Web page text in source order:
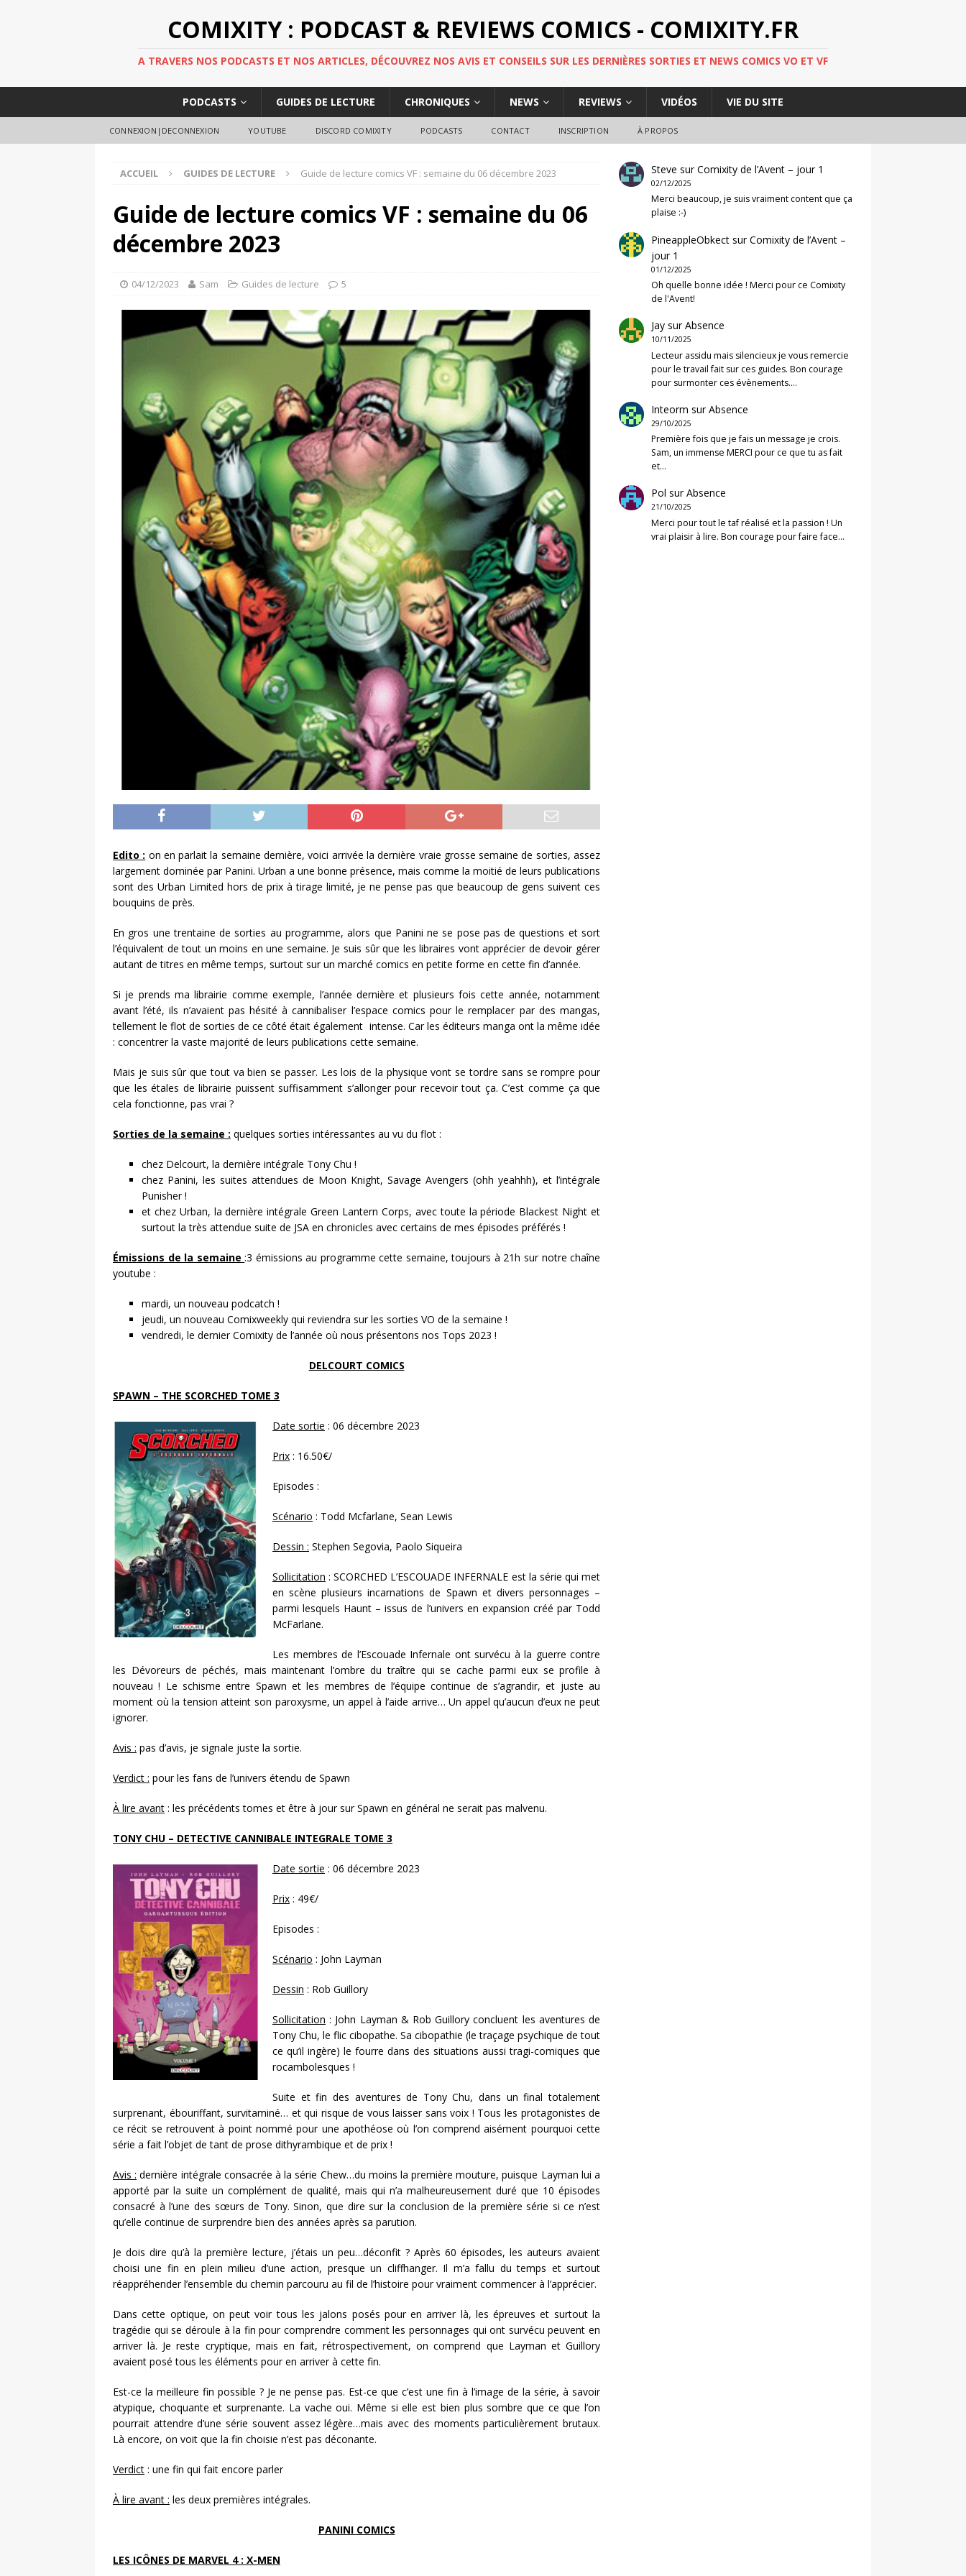
COMIXITY : PODCAST & REVIEWS COMICS - COMIXITY.FR
A TRAVERS NOS PODCASTS ET NOS ARTICLES, DÉCOUVREZ NOS AVIS ET CONSEILS SUR LES DERNIÈRES SORTIES ET NEWS COMICS VO ET VF
PODCASTS GUIDES DE LECTURE CHRONIQUES NEWS REVIEWS VIDÉOS VIE DU SITE
CONNEXION|DECONNEXION YOUTUBE DISCORD COMIXITY PODCASTS CONTACT INSCRIPTION À PROPOS
ACCUEIL GUIDES DE LECTURE Guide de lecture comics VF : semaine du 06 décembre 2023
Guide de lecture comics VF : semaine du 06
décembre 2023
04/12/2023 Sam Guides de lecture 5
Edito : on en parlait la semaine dernière, voici arrivée la dernière vraie grosse semaine de sorties, assez
largement dominée par Panini. Urban a une bonne présence, mais comme la moitié de leurs publications
sont des Urban Limited hors de prix à tirage limité, je ne pense pas que beaucoup de gens suivent ces
bouquins de près.
En gros une trentaine de sorties au programme, alors que Panini ne se pose pas de questions et sort
l’équivalent de tout un moins en une semaine. Je suis sûr que les libraires vont apprécier de devoir gérer
autant de titres en même temps, surtout sur un marché comics en petite forme en cette fin d’année.
Si je prends ma librairie comme exemple, l’année dernière et plusieurs fois cette année, notamment
avant l’été, ils n’avaient pas hésité à cannibaliser l’espace comics pour le remplacer par des mangas,
tellement le flot de sorties de ce côté était également intense. Car les éditeurs manga ont la même idée
: concentrer la vaste majorité de leurs publications cette semaine.
Mais je suis sûr que tout va bien se passer. Les lois de la physique vont se tordre sans se rompre pour
que les étales de librairie puissent suffisamment s’allonger pour recevoir tout ça. C’est comme ça que
cela fonctionne, pas vrai ?
Sorties de la semaine : quelques sorties intéressantes au vu du flot :
chez Delcourt, la dernière intégrale Tony Chu !
chez Panini, les suites attendues de Moon Knight, Savage Avengers (ohh yeahhh), et l’intégrale
Punisher !
et chez Urban, la dernière intégrale Green Lantern Corps, avec toute la période Blackest Night et
surtout la très attendue suite de JSA en chronicles avec certains de mes épisodes préférés !
Émissions de la semaine :3 émissions au programme cette semaine, toujours à 21h sur notre chaîne
youtube :
mardi, un nouveau podcatch !
jeudi, un nouveau Comixweekly qui reviendra sur les sorties VO de la semaine !
vendredi, le dernier Comixity de l’année où nous présentons nos Tops 2023 !
DELCOURT COMICS
SPAWN – THE SCORCHED TOME 3
Date sortie : 06 décembre 2023
Prix : 16.50€/
Episodes :
Scénario : Todd Mcfarlane, Sean Lewis
Dessin : Stephen Segovia, Paolo Siqueira
Sollicitation : SCORCHED L’ESCOUADE INFERNALE est la série qui met
en scène plusieurs incarnations de Spawn et divers personnages –
parmi lesquels Haunt – issus de l’univers en expansion créé par Todd
McFarlane.
Les membres de l’Escouade Infernale ont survécu à la guerre contre
les Dévoreurs de péchés, mais maintenant l’ombre du traître qui se cache parmi eux se profile à
nouveau ! Le schisme entre Spawn et les membres de l’équipe continue de s’agrandir, et juste au
moment où la tension atteint son paroxysme, un appel à l’aide arrive… Un appel qu’aucun d’eux ne peut
ignorer.
Avis : pas d’avis, je signale juste la sortie.
Verdict : pour les fans de l’univers étendu de Spawn
À lire avant : les précédents tomes et être à jour sur Spawn en général ne serait pas malvenu.
TONY CHU – DETECTIVE CANNIBALE INTEGRALE TOME 3
Date sortie : 06 décembre 2023
Prix : 49€/
Episodes :
Scénario : John Layman
Dessin : Rob Guillory
Sollicitation : John Layman & Rob Guillory concluent les aventures de
Tony Chu, le flic cibopathe. Sa cibopathie (le traçage psychique de tout
ce qu’il ingère) le fourre dans des situations aussi tragi-comiques que
rocambolesques !
Suite et fin des aventures de Tony Chu, dans un final totalement
surprenant, ébouriffant, survitaminé… et qui risque de vous laisser sans voix ! Tous les protagonistes de
ce récit se retrouvent à point nommé pour une apothéose où l’on comprend aisément pourquoi cette
série a fait l’objet de tant de prose dithyrambique et de prix !
Avis : dernière intégrale consacrée à la série Chew…du moins la première mouture, puisque Layman lui a
apporté par la suite un complément de qualité, mais qui n’a malheureusement duré que 10 épisodes
consacré à l’une des sœurs de Tony. Sinon, que dire sur la conclusion de la première série si ce n’est
qu’elle continue de surprendre bien des années après sa parution.
Je dois dire qu’à la première lecture, j’étais un peu…déconfit ? Après 60 épisodes, les auteurs avaient
choisi une fin en plein milieu d’une action, presque un cliffhanger. Il m’a fallu du temps et surtout
réappréhender l’ensemble du chemin parcouru au fil de l’histoire pour vraiment commencer à l’apprécier.
Dans cette optique, on peut voir tous les jalons posés pour en arriver là, les épreuves et surtout la
tragédie qui se déroule à la fin pour comprendre comment les personnages qui ont survécu peuvent en
arriver là. Je reste cryptique, mais en fait, rétrospectivement, on comprend que Layman et Guillory
avaient posé tous les éléments pour en arriver à cette fin.
Est-ce la meilleure fin possible ? Je ne pense pas. Est-ce que c’est une fin à l’image de la série, à savoir
atypique, choquante et surprenante. La vache oui. Même si elle est bien plus sombre que ce que l’on
pourrait attendre d’une série souvent assez légère…mais avec des moments particulièrement brutaux.
Là encore, on voit que la fin choisie n’est pas déconante.
Verdict : une fin qui fait encore parler
À lire avant : les deux premières intégrales.
PANINI COMICS
LES ICÔNES DE MARVEL 4 : X-MEN
Steve surComixity de l’Avent – jour 1
02/12/2025
Merci beaucoup, je suis vraiment content que ça
plaise :-)
PineappleObkect surComixity de l’Avent –
jour 1
01/12/2025
Oh quelle bonne idée ! Merci pour ce Comixity
de l'Avent!
Jay surAbsence
10/11/2025
Lecteur assidu mais silencieux je vous remercie
pour le travail fait sur ces guides. Bon courage
pour surmonter ces évènements.…
Inteorm surAbsence
29/10/2025
Première fois que je fais un message je crois.
Sam, un immense MERCI pour ce que tu as fait
et…
Pol surAbsence
21/10/2025
Merci pour tout le taf réalisé et la passion ! Un
vrai plaisir à lire. Bon courage pour faire face…